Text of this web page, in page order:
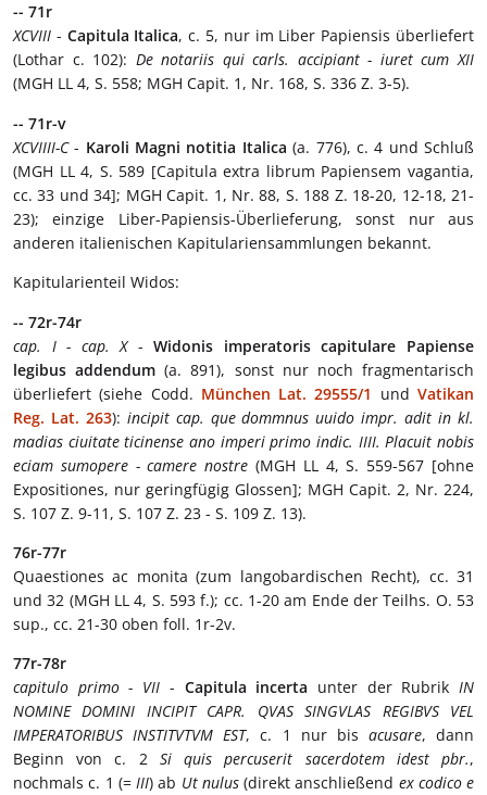
-- 71r
XCVIII - Capitula Italica, c. 5, nur im Liber Papiensis überliefert
(Lothar c. 102): De notariis qui carls. accipiant - iuret cum XII
(MGH LL 4, S. 558; MGH Capit. 1, Nr. 168, S. 336 Z. 3-5).
-- 71r-v
XCVIIII-C- Karoli Magni notitia Italica (a. 776), c. 4 und Schluß
(MGH LL 4, S. 589 [Capitula extra librum Papiensem vagantia,
cc. 33 und 34]; MGH Capit. 1, Nr. 88, S. 188 Z. 18-20, 12-18, 21-
23); einzige Liber-Papiensis-Überlieferung, sonst nur aus
anderen italienischen Kapitulariensammlungen bekannt.
Kapitularienteil Widos:
-- 72r-74r
cap. I - cap. X-Widonis imperatoris capitulare Papiense
legibus addendum (a. 891), sonst nur noch fragmentarisch
überliefert (siehe Codd. München Lat. 29555/1 undVatikan
Reg. Lat. 263): incipit cap. que dommnus uuido impr. adit in kl.
madias ciuitate ticinense ano imperi primo indic. IIII. Placuit nobis
eciam sumopere - camere nostre (MGH LL 4, S. 559-567 [ohne
Expositiones, nur geringfügig Glossen]; MGH Capit. 2, Nr. 224,
S. 107 Z. 9-11, S. 107 Z. 23 - S. 109 Z. 13).
76r-77r
Quaestiones ac monita (zum langobardischen Recht), cc. 31
und 32 (MGH LL 4, S. 593 f.); cc. 1-20 am Ende der Teilhs. O. 53
sup., cc. 21-30 oben foll. 1r-2v.
77r-78r
capitulo primo - VII - Capitula incerta unter der RubrikIN
NOMINE DOMINI INCIPIT CAPR. QVAS SINGVLAS REGIBVS VEL
IMPERATORIBUS INSTITVTVM EST, c. 1 nur bis acusare, dann
Beginn von c. 2 Si quis percuserit sacerdotem idest pbr.,
nochmals c. 1 (= III) ab Ut nulus(direkt anschließend ex codico e